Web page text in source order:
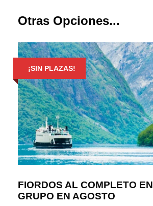
Otras Opciones...
¡SIN PLAZAS!
FIORDOS AL COMPLETO EN
GRUPO EN AGOSTO